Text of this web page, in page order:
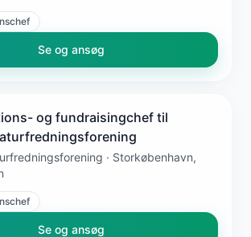
Se og ansøg
og fundraisingchef til
· Storkøbenhavn,
Se og ansøg